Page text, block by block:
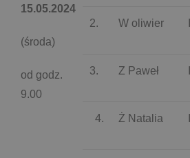
15.05.2024
(środa)
od godz.
9.00
2. W oliwier
3. Z Paweł
4. Ż Natalia